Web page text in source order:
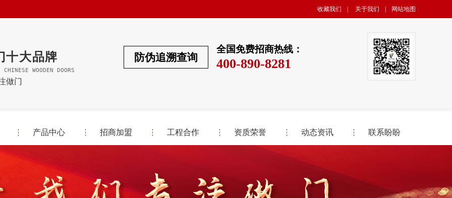
收藏我们 关于我们 网站地图
十大品牌
WOODEN DOORS
做门
全国免费招商热线：
400-890-8281
防伪追溯查询
产品中心 招商加盟 工程合作 资质荣誉 动态资讯 联系盼盼